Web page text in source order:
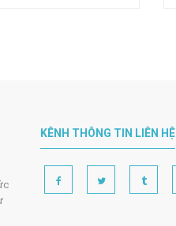
KÊNH THÔNG TIN LIÊN HỆ